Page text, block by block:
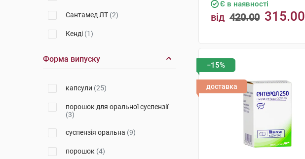
Сантамед ЛТ (2)
Кенді (1)
Катрін Фарм ТОВ(1)
Сенсілаб Полска
Лалеманд Хелз Солюшинз(1)
Форма випуску
капсули (25)
порошок для оральної суспензії
(3)
суспензія оральна (9)
порошок (4)
Є в наявності
від 420.00 315.00
−15%
доставка